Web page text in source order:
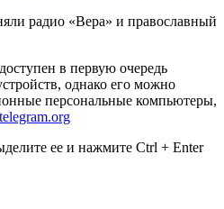
радио «Вера» и православный
в первую очередь
однако его можно
персональные компьютеры,
ее и нажмите Ctrl + Enter